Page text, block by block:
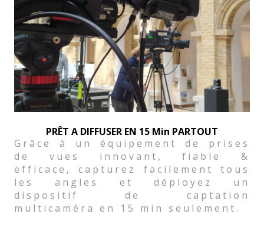
PRÊT A DIFFUSER EN 15 Min PARTOUT
Grâce à un équipement de prises
de vues innovant, fiable &
efficace, capturez facilement tous
les angles et déployez un
dispositif de captation
multicaméra en 15 min seulement.